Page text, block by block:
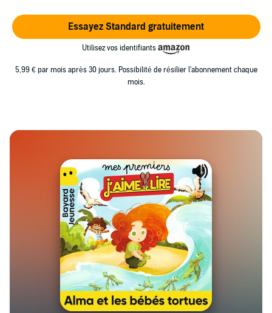
Essayez Standard gratuitement
Utilisez vos identifiants
5,99 € par mois après 30 jours. Possibilité de résilier l'abonnement chaque
mois.